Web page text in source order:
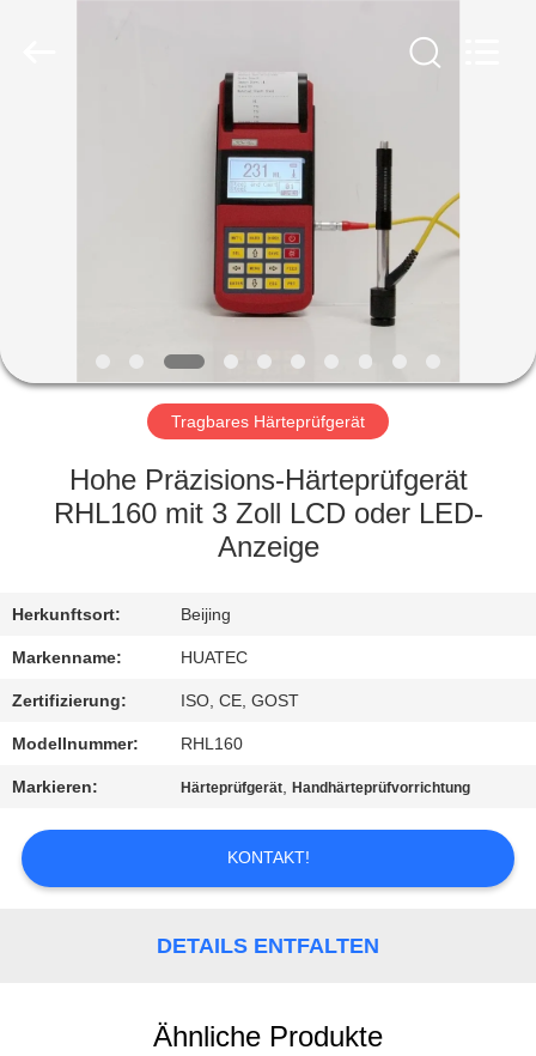
FABRIK-
AUSFLUG
QUALITÄTSKONTROLLE
SIE
MIT
UNS
IN
VERBINDUNG
FORDERN
SIE EIN
Tragbares Härteprüfgerät
Hohe Präzisions-Härteprüfgerät
RHL160 mit 3 Zoll LCD oder LED-
Anzeige
Herkunftsort: Beijing
Markenname: HUATEC
Zertifizierung: ISO, CE, GOST
Modellnummer: RHL160
Markieren: Härteprüfgerät,Handhärteprüfvorrichtung
KONTAKT!
DETAILS ENTFALTEN
Ähnliche Produkte